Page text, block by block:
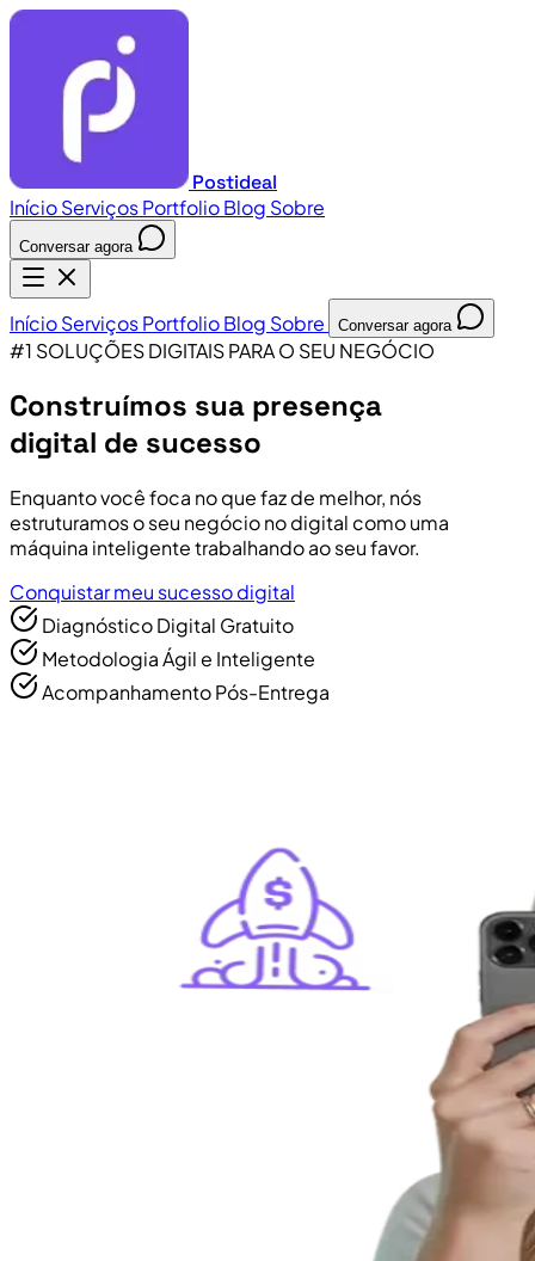
Postideal
InícioServiçosPortfolioBlog Sobre
Conversar agora
InícioServiçosPortfolioBlog Sobre Conversar agora
#1 SOLUÇÕES DIGITAIS PARA O SEU NEGÓCIO
Construímos sua presença
digital de sucesso
Enquanto você foca no que faz de melhor, nós
estruturamos o seu negócio no digital como uma
máquina inteligente trabalhando ao seu favor.
Conquistar meu sucesso digital
Diagnóstico Digital Gratuito
Metodologia Ágil e Inteligente
Acompanhamento Pós-Entrega